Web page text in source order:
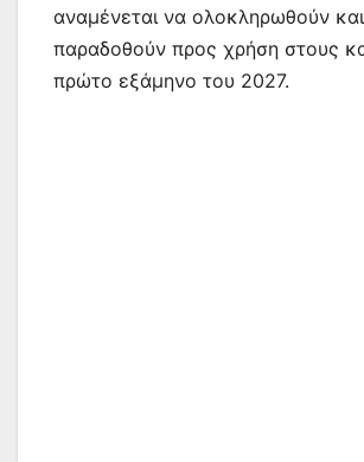
αναμένεται να ολοκληρωθούν
παραδοθούν προς χρήση στους
πρώτο εξάμηνο του 2027.